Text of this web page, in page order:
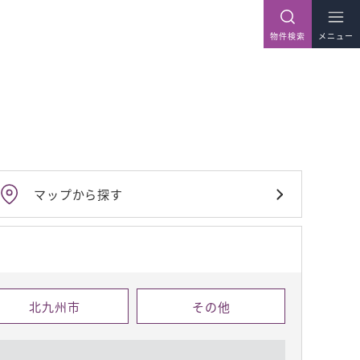
物件検索 メニュー
マップから探す
北九州市 その他